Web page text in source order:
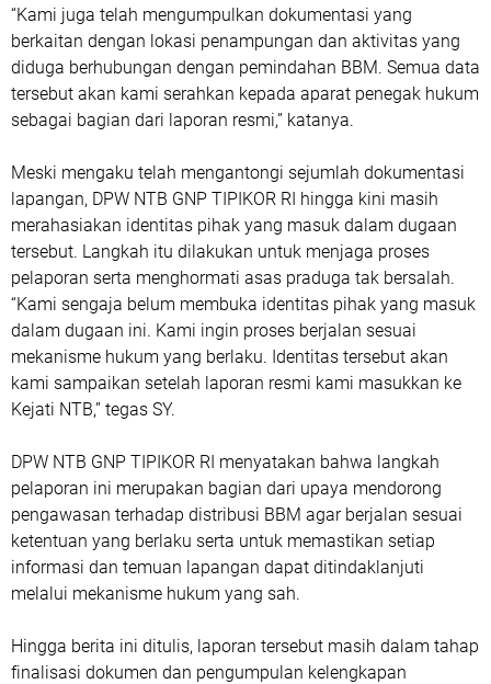
“Kami juga telah mengumpulkan dokumentasi yang
berkaitan dengan lokasi penampungan dan aktivitas yang
diduga berhubungan dengan pemindahan BBM. Semua data
tersebut akan kami serahkan kepada aparat penegak hukum
sebagai bagian dari laporan resmi,” katanya.
Meski mengaku telah mengantongi sejumlah dokumentasi
lapangan, DPW NTB GNP TIPIKOR RI hingga kini masih
merahasiakan identitas pihak yang masuk dalam dugaan
tersebut. Langkah itu dilakukan untuk menjaga proses
pelaporan serta menghormati asas praduga tak bersalah.
“Kami sengaja belum membuka identitas pihak yang masuk
dalam dugaan ini. Kami ingin proses berjalan sesuai
mekanisme hukum yang berlaku. Identitas tersebut akan
kami sampaikan setelah laporan resmi kami masukkan ke
Kejati NTB,” tegas SY.
DPW NTB GNP TIPIKOR RI menyatakan bahwa langkah
pelaporan ini merupakan bagian dari upaya mendorong
pengawasan terhadap distribusi BBM agar berjalan sesuai
ketentuan yang berlaku serta untuk memastikan setiap
informasi dan temuan lapangan dapat ditindaklanjuti
melalui mekanisme hukum yang sah.
Hingga berita ini ditulis, laporan tersebut masih dalam tahap
finalisasi dokumen dan pengumpulan kelengkapan